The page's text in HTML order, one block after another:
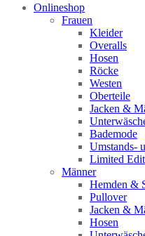
Onlineshop
Frauen
Kleider
Overalls
Hosen
Röcke
Westen
Oberteile
Jacken &
Bademode
Umstands-
Limited
Männer
Hemden &
Pullover
Jacken &
Hosen